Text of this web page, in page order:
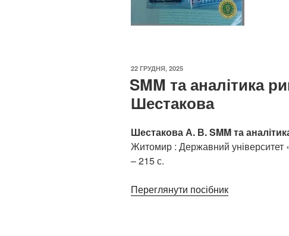
ОПУБЛІКОВАНО
22 ГРУДНЯ, 2025
SMM та аналітика
Шестакова
Шестакова А. В. SMM та
Житомир : Державний університет
– 215 с.
Переглянути посібник